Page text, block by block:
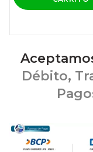
Débito,